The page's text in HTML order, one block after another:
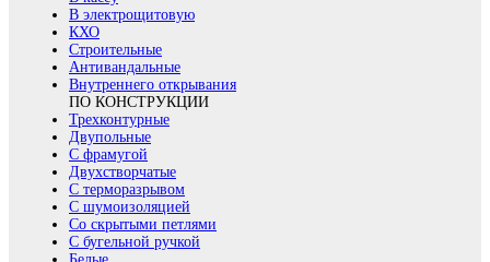
В электрощитовую
КХО
Строительные
Антивандальные
Внутреннего открывания
ПО КОНСТРУКЦИИ
Трехконтурные
Двупольные
С фрамугой
Двухстворчатые
С терморазрывом
С шумоизоляцией
Со скрытыми петлями
С бугельной ручкой
Белые